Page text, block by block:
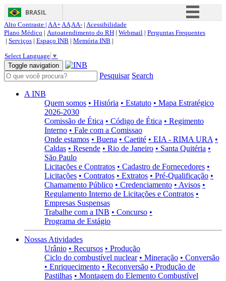
BRASIL
Simplifique!
Acesso à informação
Canais
Alto Contraste | AA+AAAA- | Acessibilidade
Plano Médico | Autoatendimento do RH | Webmail | Perguntas Frequentes
| Serviços | Espaço INB | Memória INB |
Select Language ▼
Toggle navigation
Pesquisar Search
A INB
Quem somos • História • Estatuto • Mapa Estratégico
2026-2030
Comissão de Ética • Código de Ética • Regimento
Interno • Fale com a Comissao
Onde estamos • Buena • Caetité • EIA - RIMA URA •
Caldas • Resende • Rio de Janeiro • Santa Quitéria •
São Paulo
Licitações e Contratos • Cadastro de Fornecedores •
Licitações • Contratos • Extratos • Pré-Qualificação •
Chamamento Público • Credenciamento • Avisos •
Regulamento Interno de Licitações e Contratos •
Empresas Suspensas
Trabalhe com a INB • Concurso •
Programa de Estágio
Nossas Atividades
Urânio • Recursos • Produção
Ciclo do combustível nuclear • Mineração • Conversão
• Enriquecimento • Reconversão • Produção de
Pastilhas • Montagem do Elemento Combustível